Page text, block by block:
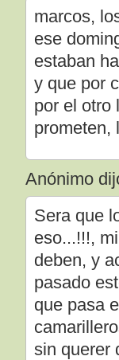
marcos,
ese
estaban
y que por
por el otro
prometen,
Anónimo
Sera que
eso...!!!,
deben, y
pasado
que pasa
sin querer